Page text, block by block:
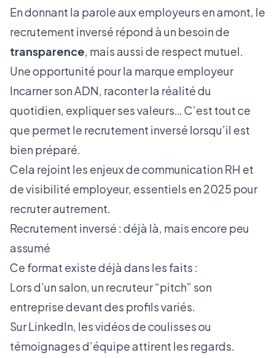
En donnant la parole aux employeurs en amont, le
recrutement inversé répond à un besoin de
transparence, mais aussi de respect mutuel.
Une opportunité pour la marque employeur
Incarner son ADN, raconter la réalité du
quotidien, expliquer ses valeurs… C’est tout ce
que permet le recrutement inversé lorsqu’il est
bien préparé.
Cela rejoint les enjeux decommunication RH et
de visibilité employeur, essentiels en 2025 pour
recruter autrement.
Recrutement inversé : déjà là, mais encore peu
assumé
Ce format existe déjà dans les faits :
Lors d’un salon, un recruteur “pitch” son
entreprise devant des profils variés.
Sur LinkedIn, les vidéos de coulisses ou
témoignages d’équipe attirent les regards.